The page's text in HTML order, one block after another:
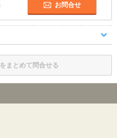
お問合せ
まとめて問合せる